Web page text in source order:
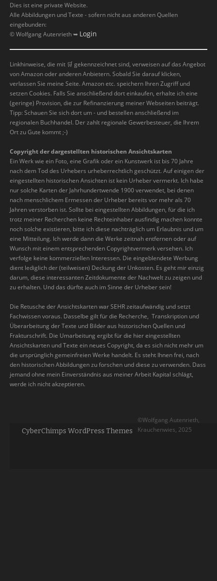
Dies ist eine private Website.
Alle Abbildungen und Texte - sofern nicht aus anderen Quellen
eingebunden:
© Wolfgang Autenrieth ➥ Login
Linkhinweise, die mit 🛒 gekennzeichnet sind, verweisen auf das Angebot
von Amazon oder anderen Anbietern. Sobald Sie darauf klicken,
verlassen Sie meine Seite. Amazon etc. speichern Ihren Zugriff und
setzen Cookies. Falls Sie anschließend dort einkaufen, erhalte ich eine
(geringe) Provision, die zur Refinanzierung meiner Webseiten beiträgt.
Tipp: Schauen Sie sich dort um - und bestellen anschließend im
regionalen Buchhandel. Der zahlt regionale Gewerbesteuer, die Ihrem
Ort zu Gute kommt ;-)
Copyright der dargestellten historischen Ansichtskarten
Ein Werk wie ein Foto, eine Grafik oder ein Kunstwerk ist bis 70 Jahre
nach dem Tod des Urhebers urheberrechtlich geschützt. Auf einigen der
eingestellten historischen Ansichten ist kein Urheber vermerkt. Ich habe
nur solche Karten der Jahrhundertwende 1900 verwendet, bei denen
nach menschlichem Ermessen der Urheber bereits vor mehr als 70
Jahren verstorben ist. Sollte bei eingestellten Abbildungen, für die ich
trotz meiner Recherchen keine Rechteinhaber ausfindig machen konnte
noch solche existieren, bitte ich diese nachträglich um Erlaubnis und um
eine Mitteilung. Ich werde dann die Werke zeitnah entfernen oder auf
Wunsch mit einem entsprechenden Copyrightvermerk versehen. Ich
verfolge keine kommerziellen Interessen. Die eingeblendete Werbung
dient lediglich der (teilweisen) Deckung der Unkosten. Es geht mir einzig
darum, diese interessanten Zeitdokumente der Nachwelt zu zeigen und
zu erhalten. Und das dürfte auch im Sinne der Urheber sein!
Die Retusche der Ansichtskarten war SEHR zeitaufwändig und setzt
Fachwissen voraus. Dasselbe gilt für die Recherche, Transkription und
Überarbeitung der Texte und Bilder aus historischen Quellen und
Frakturschrift. Die Umarbeitung ergibt für die hier eingestellten
Ansichtskarten und Texte ein neues Copyright, da es sich nicht mehr um
die ursprünglich gemeinfreien Werke handelt. Es steht Ihnen frei, nach
den historischen Abbildungen zu forschen und diese zu verwenden. Dass
jemand ohne mein Einverständnis aus meiner Arbeit Kapital schlägt,
werde ich nicht akzeptieren.
CyberChimps WordPress Themes
©Wolfgang Autenrieth,
Krauchenwies, 2025